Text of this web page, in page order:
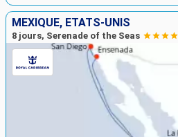
MEXIQUE, ÉTATS-UNIS
8 jours, Serenade of the Seas